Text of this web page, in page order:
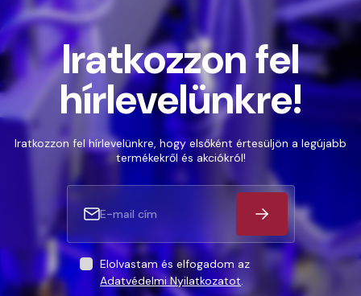
Iratkozzon fel
hírlevelünkre!
Iratkozzon fel hírlevelünkre, hogy elsőként értesüljön a legújabb
termékekről és akciókról!
Elolvastam és elfogadom az
Adatvédelmi Nyilatkozatot.